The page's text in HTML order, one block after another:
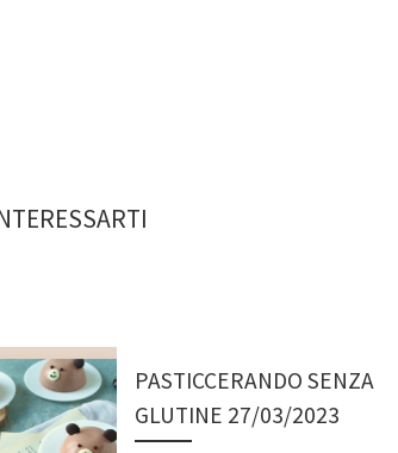
PASTICCERANDO SENZA
GLUTINE 27/03/2023